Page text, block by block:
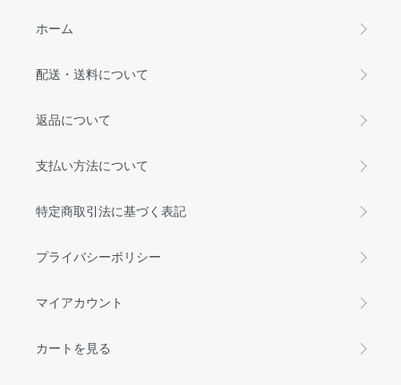
ホーム
配送・送料について
返品について
支払い方法について
特定商取引法に基づく表記
プライバシーポリシー
マイアカウント
カートを見る